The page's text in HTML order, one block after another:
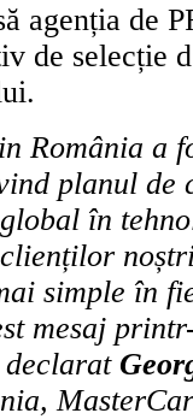
agenția de
de selecție
România a
planul de
în
simple în
mesaj
declarat